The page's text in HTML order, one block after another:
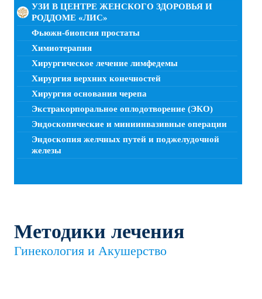
УЗИ В ЦЕНТРЕ ЖЕНСКОГО ЗДОРОВЬЯ И
РОДДОМЕ «ЛИС»
Фьюжн-биопсия простаты
Химиотерапия
Хирургическое лечение лимфедемы
Хирургия верхних конечностей
Хирургия основания черепа
Экстракорпоральное оплодотворение (ЭКО)
Эндоскопические и миниинвазивные операции
Эндоскопия желчных путей и поджелудочной
железы
Методики лечения
Гинекология и Акушерство